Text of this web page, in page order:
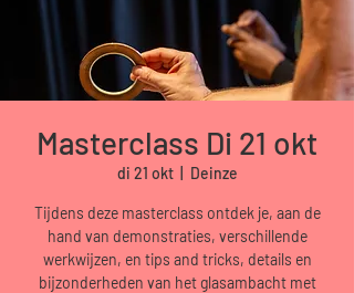
Masterclass Di 21 okt
di 21 okt
  |
Deinze
Tijdens deze masterclass ontdek je, aan de
hand van demonstraties, verschillende
werkwijzen, en tips and tricks, details en
bijzonderheden van het glasambacht met